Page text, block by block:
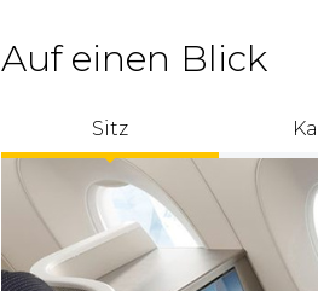
Auf einen Blick
Sitz